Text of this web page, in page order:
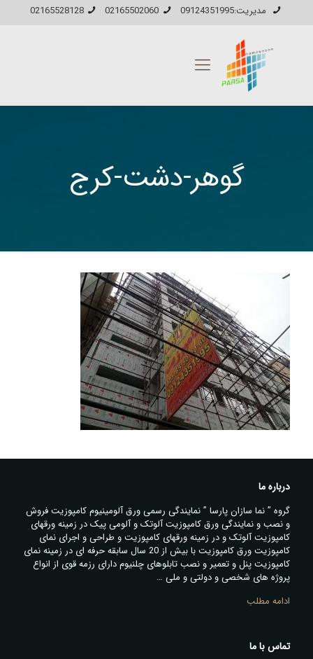
مدیریت:09124351995 02165502060
02165528128
گوهر-دشت-کرج
درباره ما
گروه ” نما سازان پارسا ” نمایندگی رسمی ورق آلومینیوم کامپوزیت فروش
و نصب و نمایندگی ورق کامپوزیت آلوتک و آلومی پیک در زمینه ورقهای
کامپوزیت آلوتک و در زمینه ورقهای کامپوزیت و طراحی و اجرای نمای
کامپوزیت ورق کامپوزیت با بیش از 20 سال سابقه حرفه ای در زمینه نمای
کامپوزیت پنل و تعمیر و نصب تابلوهای چلنیوم دارای رزمه قوی از انواع
پروژه های شخصی و دولتی و ملی …
ادامه مطلب
تماس با ما